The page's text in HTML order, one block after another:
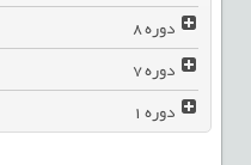
دوره8
دوره7
دوره1